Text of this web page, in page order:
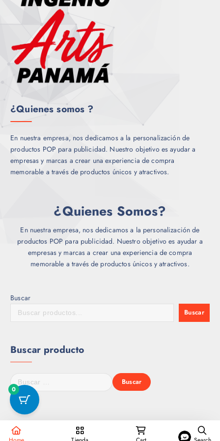
S
¿Quienes somos ?
En nuestra empresa, nos dedicamos a la personalización de
productos POP para publicidad. Nuestro objetivo es ayudar a
empresas y marcas a crear una experiencia de compra
memorable a través de productos únicos y atractivos.
¿Quienes Somos?
En nuestra empresa, nos dedicamos a la personalización de
productos POP para publicidad. Nuestro objetivo es ayudar a
empresas y marcas a crear una experiencia de compra
memorable a través de productos únicos y atractivos.
Buscar
Buscar
Buscar producto
u
s
c
r
Copyright © 2026 IngenioArts.com | Powered by WP Fable
0